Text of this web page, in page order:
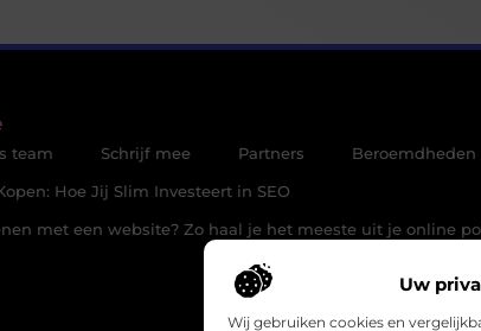
Uw
Wij gebruiken cookies en
team Schrijf mee Partners Beroemdheden
Hoe Jij Slim Investeert in SEO
met een website? Zo haal je het meeste uit je online